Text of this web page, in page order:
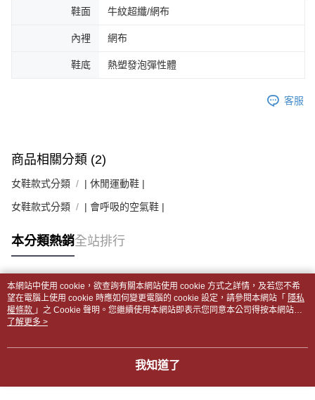
鞋面 牛紋超纖/網布
內裡 網布
鞋底 熱塑發泡彈性體
客服
商品相關分類 (2)
女鞋款式分類 | 休閒運動鞋 |
女鞋款式分類 | 會呼吸的空氣鞋 |
本分類熱銷全站排行
熱門標籤
本網站中使用 cookie，欲查詢有關本網站使用 cookie 方式之詳情，及若您不希
望在電腦上使用 cookie 時應如何變更電腦的 cookie 設定，請參閱本網站「 隱私
權條款 」之 Cookie 聲明。您繼續使用本網站即表示您同意本公司得按本網站使
用條款之 Cookie 聲明使用 cookie。
了解更多 >
我知道了